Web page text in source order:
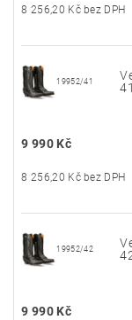
8 256,20 Kč bez DPH
19952/41
41
9 990 Kč
8 256,20 Kč bez DPH
19952/42
9 990 Kč